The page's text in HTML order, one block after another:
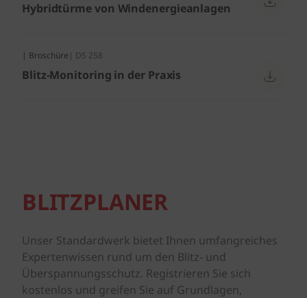
Hybridtürme von Windenergieanlagen
| Broschüre | DS 258
Blitz-Monitoring in der Praxis
BLITZPLANER
Unser Standardwerk bietet Ihnen umfangreiches
Expertenwissen rund um den Blitz- und
Überspannungsschutz. Registrieren Sie sich
kostenlos und greifen Sie auf Grundlagen,